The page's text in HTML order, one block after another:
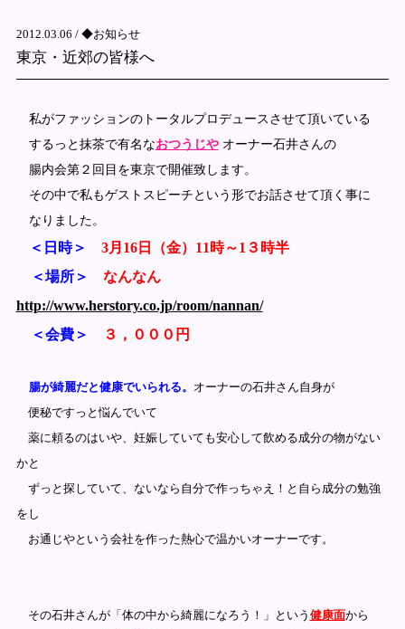
2012.03.06 / ◆お知らせ
東京・近郊の皆様へ
私がファッションのトータルプロデュースさせて頂いている
するっと抹茶で有名なおつうじや オーナー石井さんの
腸内会第２回目を東京で開催致します。
その中で私もゲストスピーチという形でお話させて頂く事に
なりました。
＜日時＞ 3月16日（金）11時～1３時半
＜場所＞
なんなん
http://www.herstory.co.jp/room/nannan/
＜会費＞
３，０００円
腸が綺麗だと健康でいられる。 オーナーの石井さん自身が
便秘ですっと悩んでいて
薬に頼るのはいや、妊娠していても安心して飲める成分の物がない
かと
ずっと探していて、ないなら自分で作っちゃえ！と自ら成分の勉強
をし
お通じやという会社を作った熱心で温かいオーナーです。
その石井さんが「体の中から綺麗になろう！」という 健康面から